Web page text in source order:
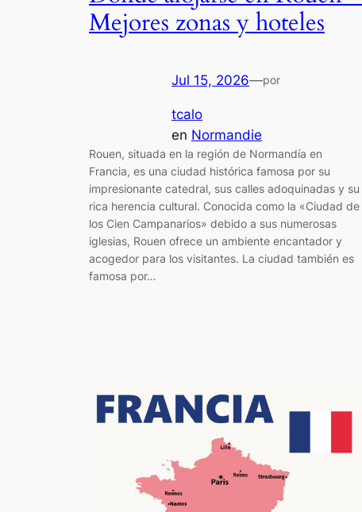
Mejores zonas y hoteles
Jul 15, 2026—por
tcalo
en Normandie
Rouen, situada en la región de Normandía en
Francia, es una ciudad histórica famosa por su
impresionante catedral, sus calles adoquinadas y su
rica herencia cultural. Conocida como la «Ciudad de
los Cien Campanarios» debido a sus numerosas
iglesias, Rouen ofrece un ambiente encantador y
acogedor para los visitantes. La ciudad también es
famosa por…